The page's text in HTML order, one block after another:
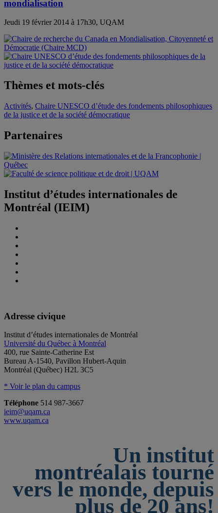
mondialisation
Jeudi 19 février 2014 à 17h30, UQAM
Thèmes et mots-clés
Activités, Chaire UNESCO d’étude des fondements philosophiques
de la justice et de la société démocratique
Partenaires
Institut d’études internationales de
Montréal (IEIM)
Adresse civique
Institut d’études internationales de Montréal
Université du Québec à Montréal
400, rue Sainte-Catherine Est
Bureau A-1540, Pavillon Hubert-Aquin
Montréal (Québec) H2L 3C5
* Voir le plan du campus
Téléphone 514 987-3667
ieim@uqam.ca
www.uqam.ca
Un institut
montréalais tourné
vers le monde, depuis
plus de 20 ans!